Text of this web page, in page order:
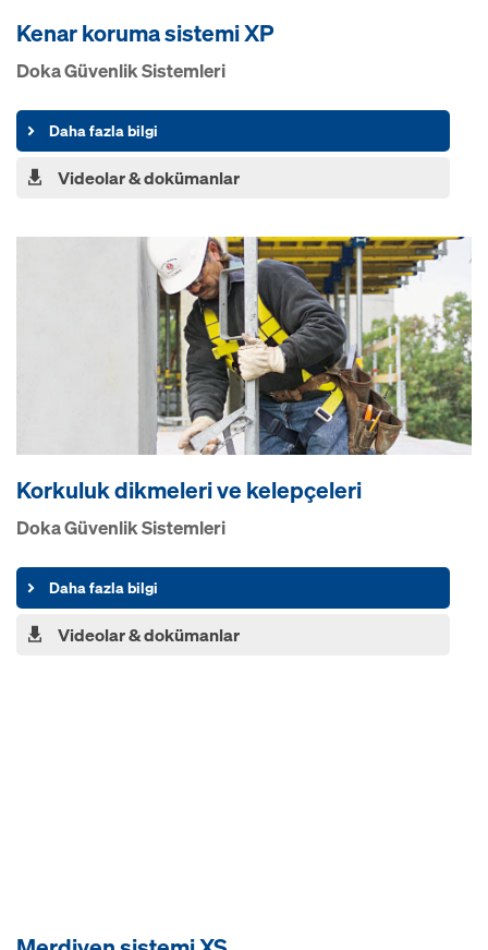
Kenar koruma sistemi XP
Doka Güvenlik Sistemleri
Daha fazla bilgi
Videolar & dokümanlar
Korkuluk dikmeleri ve kelepçeleri
Doka Güvenlik Sistemleri
Daha fazla bilgi
Videolar & dokümanlar